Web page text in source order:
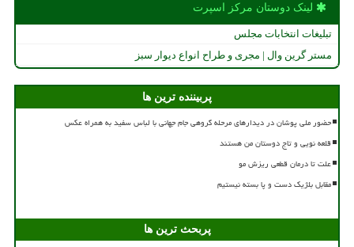
لینک دوستان مركز اسپرت
تبلیغات انتخابات مجلس
مستر گرین وال | مجری و طراح انواع دیوار سبز
پربیننده ترین ها
حضور ملی پوشان در دیدارهای مرحله گروهی جام جهانی با لباس سفید به همراه عکس
قلعه نویی و تاج دوستان من هستند
علت تا درمان قطعی ریزش مو
مقابل بلژیک دست و پا بسته نیستیم
پربحث ترین ها